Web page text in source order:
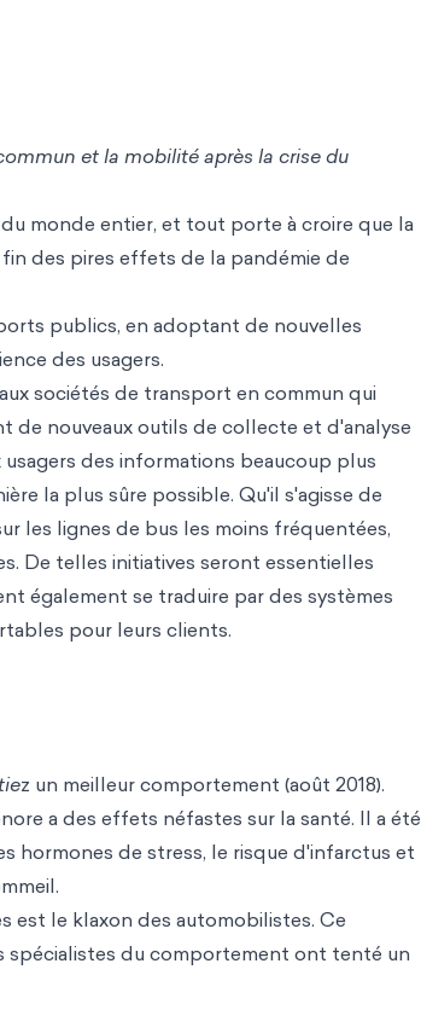
et la mobilité après la crise du
monde entier, et tout porte à croire que la
des pires effets de la pandémie de
publics, en adoptant de nouvelles
des usagers.
sociétés de transport en commun qui
de nouveaux outils de collecte et d'analyse
des informations beaucoup plus
la plus sûre possible. Qu'il s'agisse de
les lignes de bus les moins fréquentées,
De telles initiatives seront essentielles
également se traduire par des systèmes
pour leurs clients.
z un meilleur comportement (août 2018).
a des effets néfastes sur la santé. Il a été
hormones de stress, le risque d'infarctus et
est le klaxon des automobilistes. Ce
spécialistes du comportement ont tenté un